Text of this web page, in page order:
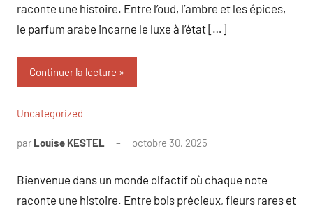
raconte une histoire. Entre l’oud, l’ambre et les épices,
le parfum arabe incarne le luxe à l’état […]
Continuer la lecture
Uncategorized
par Louise KESTEL octobre 30, 2025
Bienvenue dans un monde olfactif où chaque note
raconte une histoire. Entre bois précieux, fleurs rares et